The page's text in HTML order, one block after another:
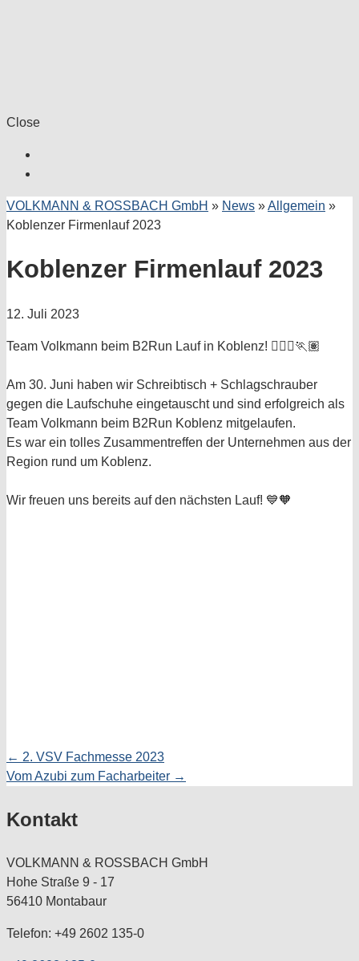
Close
VOLKMANN & ROSSBACH GmbH » News »Allgemein »
Koblenzer Firmenlauf 2023
Koblenzer Firmenlauf 2023
12. Juli 2023
Team Volkmann beim B2Run Lauf in Koblenz! 🏃🏼‍♀️🏃🏽
Am 30. Juni haben wir Schreibtisch + Schlagschrauber
gegen die Laufschuhe eingetauscht und sind erfolgreich als
Team Volkmann beim B2Run Koblenz mitgelaufen.
Es war ein tolles Zusammentreffen der Unternehmen aus der
Region rund um Koblenz.
Wir freuen uns bereits auf den nächsten Lauf! 💙🧡
Posts
← 2. VSV Fachmesse 2023
Vom Azubi zum Facharbeiter →
Kontakt
VOLKMANN & ROSSBACH GmbH
Hohe Straße 9 - 17
56410 Montabaur
Telefon: +49 2602 135-0